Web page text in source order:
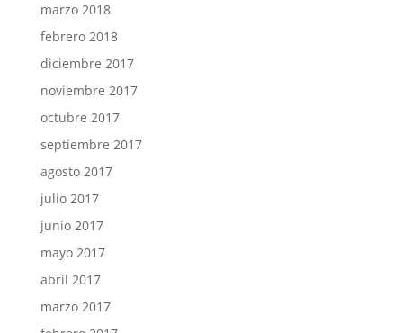
marzo 2018
febrero 2018
diciembre 2017
noviembre 2017
octubre 2017
septiembre 2017
agosto 2017
julio 2017
junio 2017
mayo 2017
abril 2017
marzo 2017